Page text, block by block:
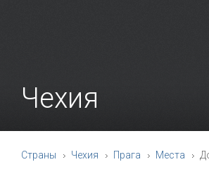
Чехия
Страны Чехия Прага Места